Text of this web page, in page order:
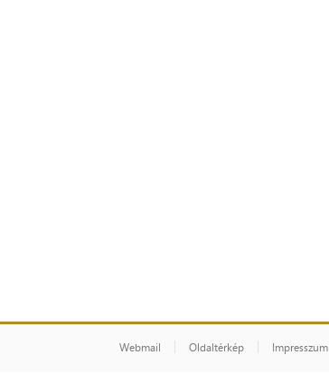
Webmail Oldaltérkép Impresszum